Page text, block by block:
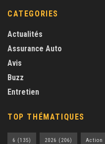
CATEGORIES
Actualités
Assurance Auto
Avis
Buzz
Entretien
TOP THÉMATIQUES
6 (135) 2026 (206) Action